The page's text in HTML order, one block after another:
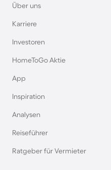
Ferienparks auf Texel
Ferienparks in Schweden
Ferienparks in Holland
Über uns
Karriere
Investoren
HomeToGo Aktie
App
Inspiration
Analysen
Reiseführer
Ratgeber für Vermieter